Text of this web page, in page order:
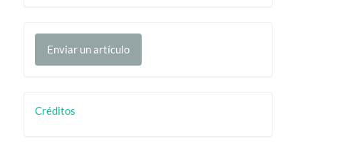
Enviar
unEnviar un artículo
creditos
Créditos